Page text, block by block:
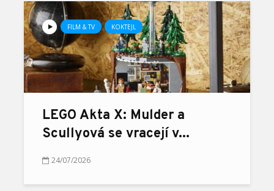
FILM & TV KOKTEJL
LEGO Akta X: Mulder a
Scullyová se vracejí v...
24/07/2026